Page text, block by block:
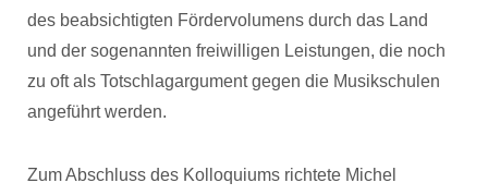
des beabsichtigten Fördervolumens durch das Land
und der sogenannten freiwilligen Leistungen, die noch
zu oft als Totschlagargument gegen die Musikschulen
angeführt werden.
Zum Abschluss des Kolloquiums richtete Michel